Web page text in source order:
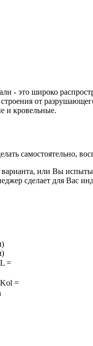
- это широко
от
и кровельные.
самостоятельно,
или Вы
сделает для Вас
L =
Kol =